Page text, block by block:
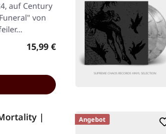
auf Century
von
Regulärer Preis:
15,99 €
|
Angebot